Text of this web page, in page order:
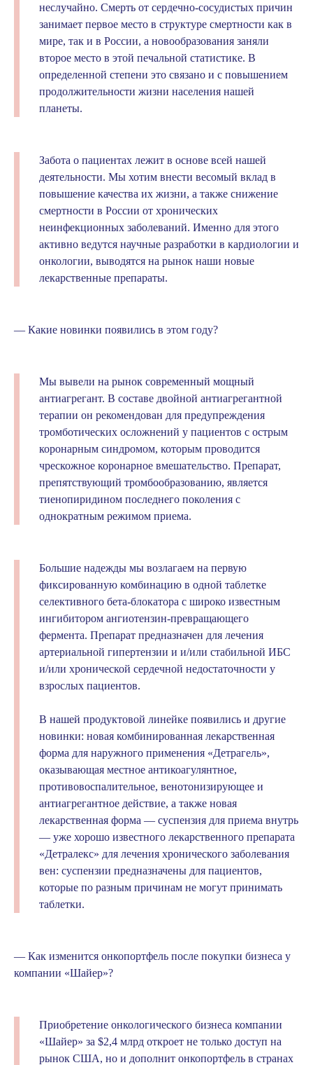
неслучайно. Смерть от сердечно-сосудистых причин
занимает первое место в структуре смертности как в
мире, так и в России, а новообразования заняли
второе место в этой печальной статистике. В
определенной степени это связано и с повышением
продолжительности жизни населения нашей
планеты.
Забота о пациентах лежит в основе всей нашей
деятельности. Мы хотим внести весомый вклад в
повышение качества их жизни, а также снижение
смертности в России от хронических
неинфекционных заболеваний. Именно для этого
активно ведутся научные разработки в кардиологии и
онкологии, выводятся на рынок наши новые
лекарственные препараты.
— Какие новинки появились в этом году?
Мы вывели на рынок современный мощный
антиагрегант. В составе двойной антиагрегантной
терапии он рекомендован для предупреждения
тромботических осложнений у пациентов с острым
коронарным синдромом, которым проводится
чрескожное коронарное вмешательство. Препарат,
препятствующий тромбообразованию, является
тиенопиридином последнего поколения с
однократным режимом приема.
Большие надежды мы возлагаем на первую
фиксированную комбинацию в одной таблетке
селективного бета-блокатора с широко известным
ингибитором ангиотензин-превращающего
фермента. Препарат предназначен для лечения
артериальной гипертензии и и/или стабильной ИБС
и/или хронической сердечной недостаточности у
взрослых пациентов.
В нашей продуктовой линейке появились и другие
новинки: новая комбинированная лекарственная
форма для наружного применения «Детрагель»,
оказывающая местное антикоагулянтное,
противовоспалительное, венотонизирующее и
антиагрегантное действие, а также новая
лекарственная форма — суспензия для приема внутрь
— уже хорошо известного лекарственного препарата
«Детралекс» для лечения хронического заболевания
вен: суспензии предназначены для пациентов,
которые по разным причинам не могут принимать
таблетки.
— Как изменится онкопортфель после покупки бизнеса у
компании «Шайер»?
Приобретение онкологического бизнеса компании
«Шайер» за $2,4 млрд откроет не только доступ на
рынок США, но и дополнит онкопортфель в странах